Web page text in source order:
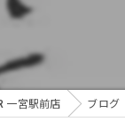
一宮駅前店 ブログ